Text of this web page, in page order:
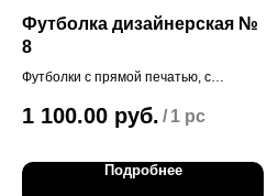
Футболка дизайнерская №
8
Футболки с прямой печатью, с
принтами!
1 100.00 руб. / 1 pc
Подробнее